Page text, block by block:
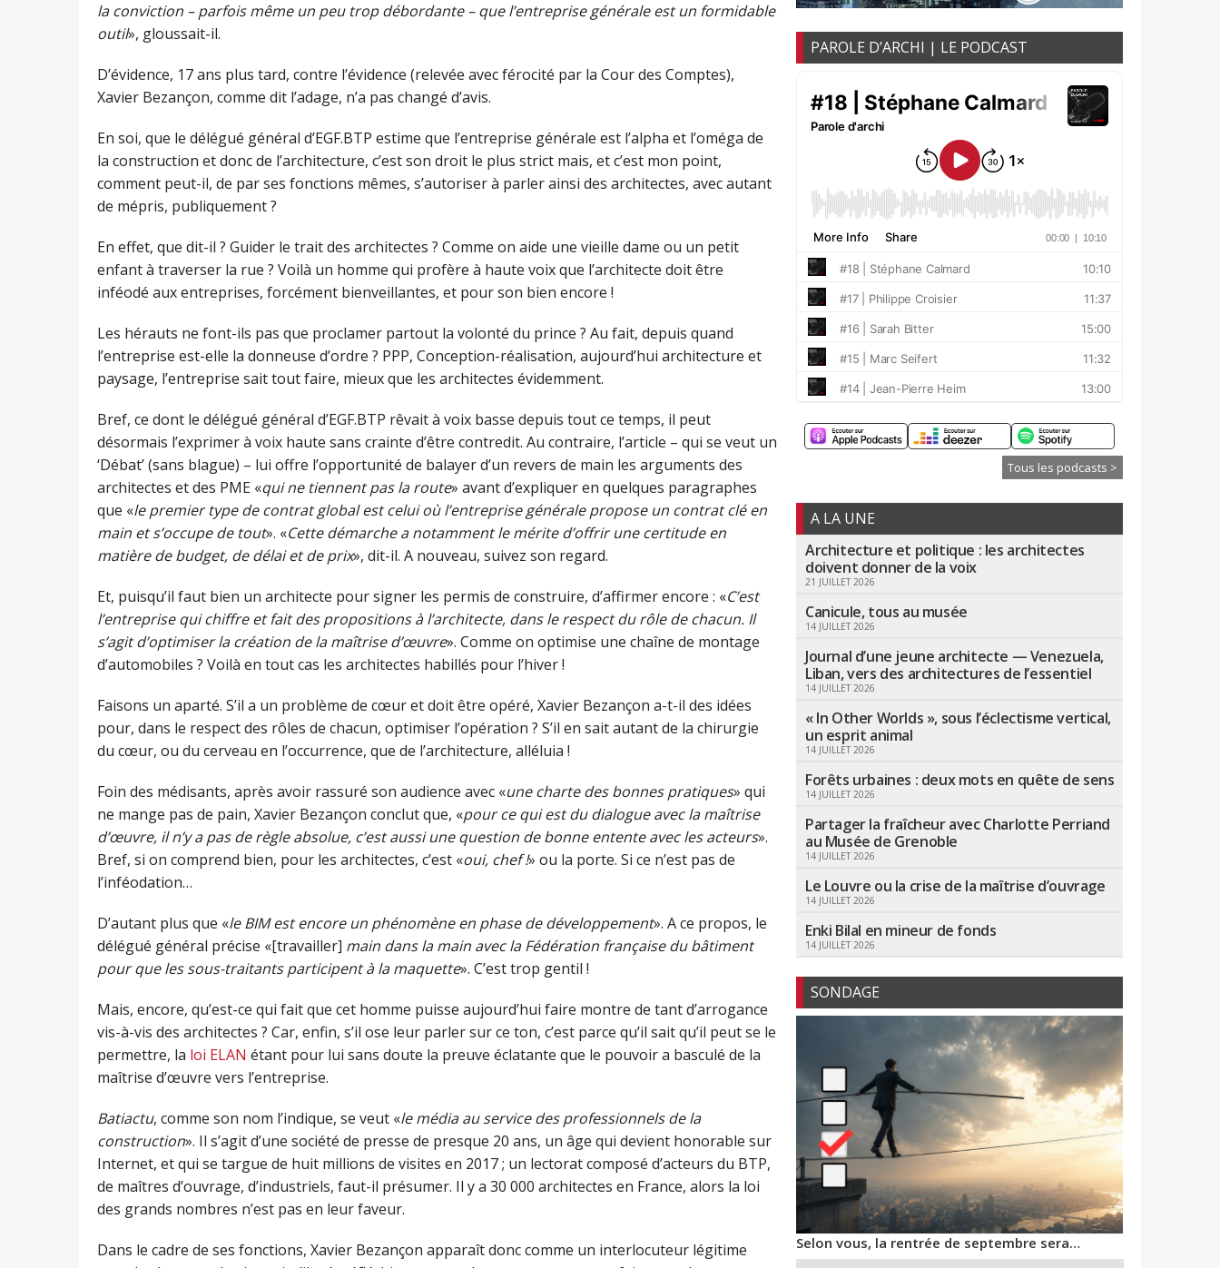
la conviction – parfois même un peu trop débordante – que l’entreprise générale est un formidable
outil», gloussait-il.
D’évidence, 17 ans plus tard, contre l’évidence (relevée avec férocité par la Cour des Comptes),
Xavier Bezançon, comme dit l’adage, n’a pas changé d’avis.
En soi, que le délégué général d’EGF.BTP estime que l’entreprise générale est l’alpha et l’oméga de
la construction et donc de l’architecture, c’est son droit le plus strict mais, et c’est mon point,
comment peut-il, de par ses fonctions mêmes, s’autoriser à parler ainsi des architectes, avec autant
de mépris, publiquement ?
En effet, que dit-il ? Guider le trait des architectes ? Comme on aide une vieille dame ou un petit
enfant à traverser la rue ? Voilà un homme qui profère à haute voix que l’architecte doit être
inféodé aux entreprises, forcément bienveillantes, et pour son bien encore !
Les hérauts ne font-ils pas que proclamer partout la volonté du prince ? Au fait, depuis quand
l’entreprise est-elle la donneuse d’ordre ? PPP, Conception-réalisation, aujourd’hui architecture et
paysage, l’entreprise sait tout faire, mieux que les architectes évidemment.
Bref, ce dont le délégué général d’EGF.BTP rêvait à voix basse depuis tout ce temps, il peut
désormais l’exprimer à voix haute sans crainte d’être contredit. Au contraire, l’article – qui se veut un
‘Débat’ (sans blague) – lui offre l’opportunité de balayer d’un revers de main les arguments des
architectes et des PME «qui ne tiennent pas la route» avant d’expliquer en quelques paragraphes
que «le premier type de contrat global est celui où l’entreprise générale propose un contrat clé en
main et s’occupe de tout». «Cette démarche a notamment le mérite d’offrir une certitude en
matière de budget, de délai et de prix», dit-il. A nouveau, suivez son regard.
Et, puisqu’il faut bien un architecte pour signer les permis de construire, d’affirmer encore : «C’est
l’entreprise qui chiffre et fait des propositions à l’architecte, dans le respect du rôle de chacun. Il
s’agit d’optimiser la création de la maîtrise d’œuvre». Comme on optimise une chaîne de montage
d’automobiles ? Voilà en tout cas les architectes habillés pour l’hiver !
Faisons un aparté. S’il a un problème de cœur et doit être opéré, Xavier Bezançon a-t-il des idées
pour, dans le respect des rôles de chacun, optimiser l’opération ? S’il en sait autant de la chirurgie
du cœur, ou du cerveau en l’occurrence, que de l’architecture, alléluia !
Foin des médisants, après avoir rassuré son audience avec «une charte des bonnes pratiques» qui
ne mange pas de pain, Xavier Bezançon conclut que, «pour ce qui est du dialogue avec la maîtrise
d’œuvre, il n’y a pas de règle absolue, c’est aussi une question de bonne entente avec les acteurs».
Bref, si on comprend bien, pour les architectes, c’est «oui, chef !» ou la porte. Si ce n’est pas de
l’inféodation…
D’autant plus que «le BIM est encore un phénomène en phase de développement». A ce propos, le
délégué général précise «[travailler] main dans la main avec la Fédération française du bâtiment
pour que les sous-traitants participent à la maquette». C’est trop gentil !
Mais, encore, qu’est-ce qui fait que cet homme puisse aujourd’hui faire montre de tant d’arrogance
vis-à-vis des architectes ? Car, enfin, s’il ose leur parler sur ce ton, c’est parce qu’il sait qu’il peut se le
permettre, la loi ELAN étant pour lui sans doute la preuve éclatante que le pouvoir a basculé de la
maîtrise d’œuvre vers l’entreprise.
Batiactu, comme son nom l’indique, se veut «le média au service des professionnels de la
construction». Il s’agit d’une société de presse de presque 20 ans, un âge qui devient honorable sur
Internet, et qui se targue de huit millions de visites en 2017 ; un lectorat composé d’acteurs du BTP,
de maîtres d’ouvrage, d’industriels, faut-il présumer. Il y a 30 000 architectes en France, alors la loi
des grands nombres n’est pas en leur faveur.
Dans le cadre de ses fonctions, Xavier Bezançon apparaît donc comme un interlocuteur légitime
PAROLE D’ARCHI | LE PODCAST
Tous les podcasts >
A LA UNE
Architecture et politique : les architectes
doivent donner de la voix
21 JUILLET 2026
Canicule, tous au musée
14 JUILLET 2026
Journal d’une jeune architecte — Venezuela,
Liban, vers des architectures de l’essentiel
14 JUILLET 2026
« In Other Worlds », sous l’éclectisme vertical,
un esprit animal
14 JUILLET 2026
Forêts urbaines : deux mots en quête de sens
14 JUILLET 2026
Partager la fraîcheur avec Charlotte Perriand
au Musée de Grenoble
14 JUILLET 2026
Le Louvre ou la crise de la maîtrise d’ouvrage
14 JUILLET 2026
Enki Bilal en mineur de fonds
14 JUILLET 2026
SONDAGE
Selon vous, la rentrée de septembre sera…